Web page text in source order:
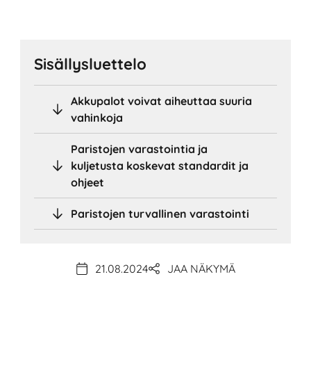
Sisällysluettelo
Akkupalot voivat aiheuttaa suuria
vahinkoja
Paristojen varastointia ja
kuljetusta koskevat standardit ja
ohjeet
Paristojen turvallinen varastointi
21.08.2024 JAA NÄKYMÄ